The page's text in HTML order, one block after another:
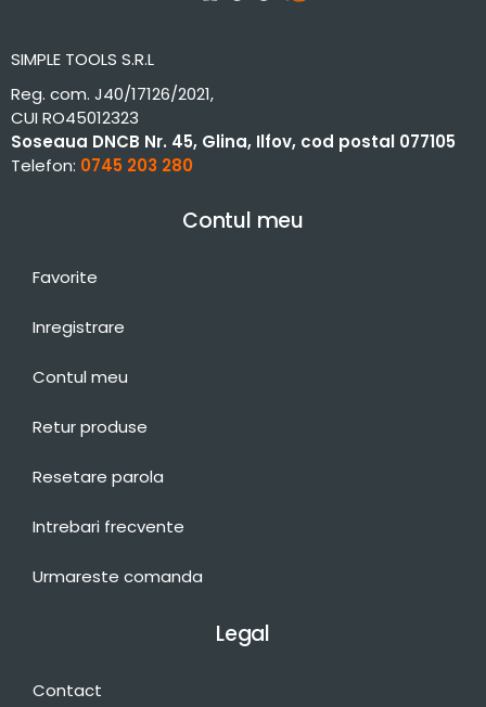
SIMPLE TOOLS S.R.L
Reg. com. J40/17126/2021,
CUI RO45012323
Soseaua DNCB Nr. 45, Glina, Ilfov, cod postal 077105
Telefon: 0745 203 280
Contul meu
Favorite
Inregistrare
Contul meu
Retur produse
Resetare parola
Intrebari frecvente
Urmareste comanda
Legal
Contact